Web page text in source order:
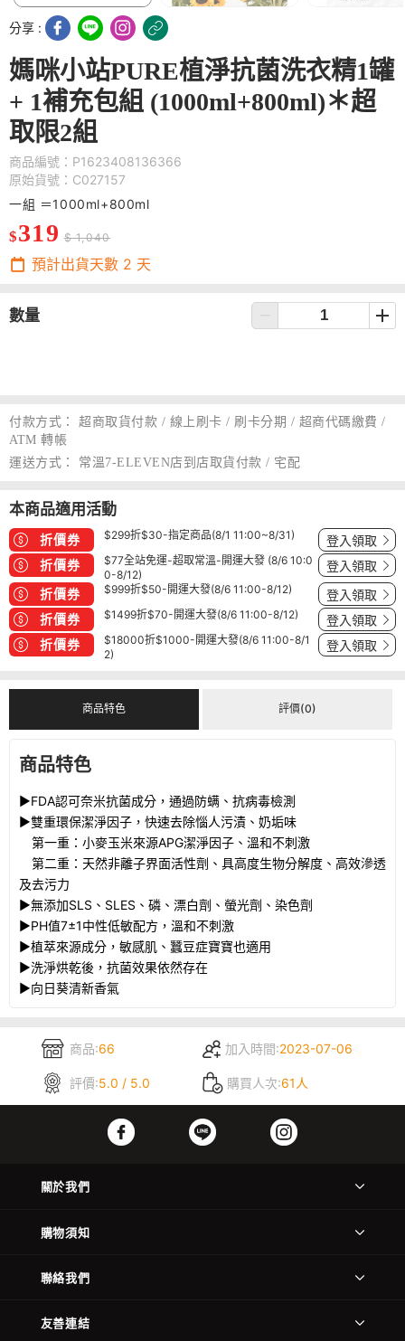
分享 :
媽咪小站PURE植淨抗菌洗衣精1罐
+ 1補充包組 (1000ml+800ml)＊超
取限2組
商品編號：P1623408136366
原始貨號：C027157
一組 ＝1000ml+800ml
$319 $ 1,040
預計出貨天數 2 天
數量
付款方式：
超商取貨付款 / 線上刷卡 / 刷卡分期 / 超商代碼繳費 /
ATM 轉帳
運送方式：
常溫7-ELEVEN店到店取貨付款 / 宅配
本商品適用活動
折價券 $299折$30-指定商品(8/1 11:00~8/31) 登入領取
折價券
$77全站免運-超取常溫-開運大發 (8/6 10:0
0-8/12)
登入領取
折價券 $999折$50-開運大發(8/6 11:00-8/12) 登入領取
折價券 $1499折$70-開運大發(8/6 11:00-8/12) 登入領取
折價券
$18000折$1000-開運大發(8/6 11:00-8/1
2)
登入領取
商品特色 評價(0)
商品特色
►FDA認可奈米抗菌成分，通過防螨、抗病毒檢測
►雙重環保潔淨因子，快速去除惱人污漬、奶垢味
第一重：小麥玉米來源APG潔淨因子、溫和不刺激
第二重：天然非離子界面活性劑、具高度生物分解度、高效滲透
及去污力
►無添加SLS、SLES、磷、漂白劑、螢光劑、染色劑
►PH值7±1中性低敏配方，溫和不刺激
►植萃來源成分，敏感肌、蠶豆症寶寶也適用
►洗淨烘乾後，抗菌效果依然存在
►向日葵清新香氣
商品:66 加入時間:2023-07-06
評價:5.0 / 5.0 購買人次:61人
關於我們
購物須知
聯絡我們
友善連結